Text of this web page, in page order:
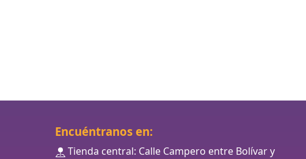
Encuéntranos en:
Tienda central: Calle Campero entre Bolívar y